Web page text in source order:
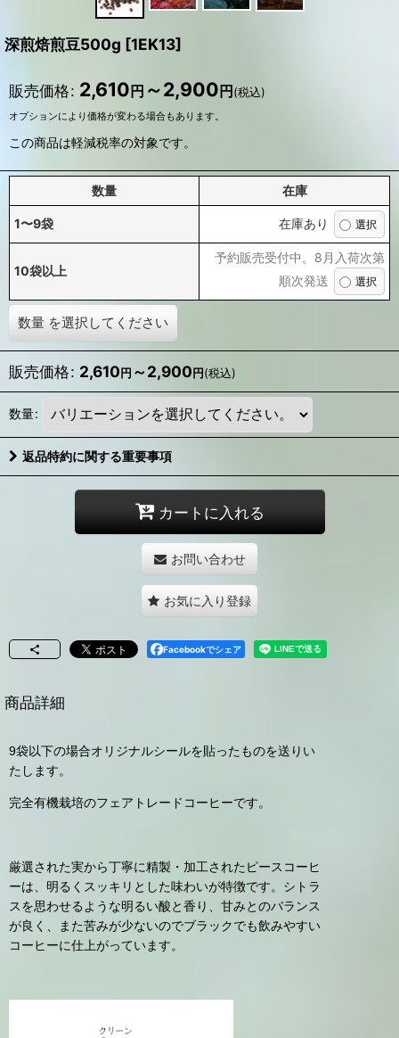
深煎焙煎豆500g [1EK13]
販売価格: 2,610 円 ～2,900 円 (税込)
オプションにより価格が変わる場合もあります。
この商品は軽減税率の対象です。
数量 在庫
1〜9袋 在庫あり
10袋以上
予約販売受付中。8月入荷次第
順次発送
数量 を選択してください
販売価格: 2,610円 ～2,900円(税込)
数量:
返品特約に関する重要事項
カートに入れる
お問い合わせ
お気に入り登録
Facebookでシェア
商品詳細
9袋以下の場合オリジナルシールを貼ったものを送りい
たします。
完全有機栽培のフェアトレードコーヒーです。
厳選された実から丁寧に精製・加工されたピースコーヒ
ーは、明るくスッキリとした味わいが特徴です。シトラ
スを思わせるような明るい酸と香り、甘みとのバランス
が良く、また苦みが少ないのでブラックでも飲みやすい
コーヒーに仕上がっています。